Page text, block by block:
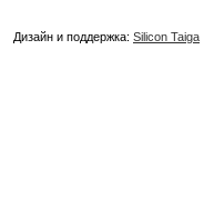
Дизайн и поддержка: Silicon Taiga